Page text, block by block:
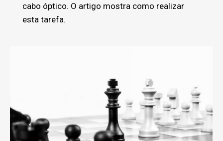
cabo óptico. O artigo mostra como realizar
esta tarefa.